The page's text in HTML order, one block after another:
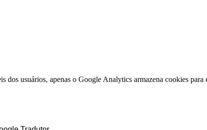
dos usuários, apenas o Google Analytics armazena cookies para